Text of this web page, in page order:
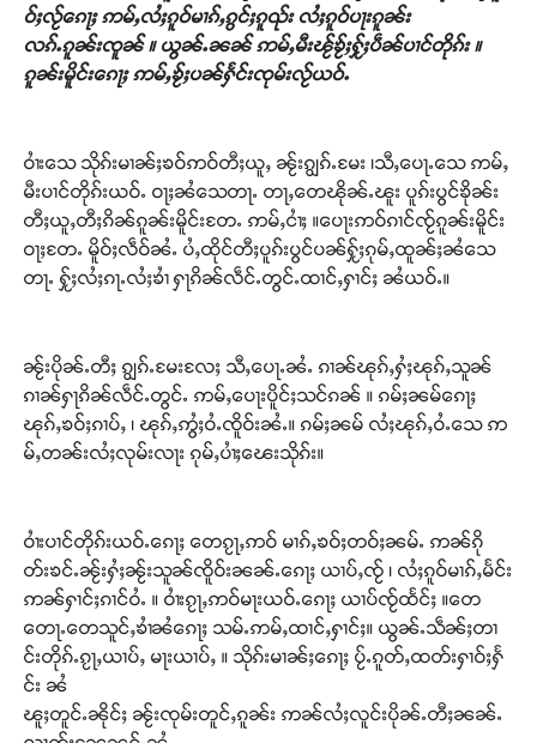
တႃႇႁႂ်ႈသဵင်ၵၢင်ၸႂ်ၵူၼ်းမိူင်း ၵူႈတီႈၵူႈလႅၼ်ပေႃးတေၸွ
တ်ႇ တူဝ်ႈလုမ်ႈၾႃႉၼၼ်ႉ ၶဝ်ႈႁူမ်ႈၵမ်ႉထႅမ် ၸုမ်းၶၢ
ဝ်ႇၽူႈတွႆႇႁွၵ်ႈ လႆႈယူႇၶႃႈဢေႃႈ။
ဝ်ႈလႂ်ၵေႃႈ ဢမ်ႇလႆႈၵူဝ်မၢၵ်ႇၵွင်ႈၵူၺ်း လႆႈၵူဝ်ပႃးၵူၼ်း
လၵ်ႉၵူၼ်းၸူၼ် ။ ယွၼ်ႉၼၼ် ဢမ်ႇမီးၽႂ်ၶႂ်ႈႁႂ်ႈပဵၼ်ပၢင်တိုၵ်း ။
ၵူၼ်းမိူင်းၵေႃႈ ဢမ်ႇၶႂ်ႈပၼ်ႁႅင်းၸုမ်းလႂ်ယဝ်ႉ
ဝၢႆးသေ သိုၵ်းမၢၼ်ႈၶဝ်ဢဝ်တီႈယူႇ ၼႂ်းၵျွၵ်ႉမႄး ၊သီႇပေႃႉသေ ဢမ်ႇ
မီးပၢင်တိုၵ်းယဝ်ႉ ဝႃႈၼႆသေတႃႉ တႃႇတေၽိုၼ်ႉၽူး ပူၵ်းပွင်ၶိုၼ်း
တီႈယူႇတီႈၵိၼ်ၵူၼ်းမိူင်းတႄႉ ဢမ်ႇငၢႆႈ ။ပေႃးဢဝ်ၵၢင်ၸႂ်ၵူၼ်းမိူင်း
ဝႃႈတႄႉ မိူဝ်ႈလဵဝ်ၼႆႉ ပႆႇထိုင်တီႈပူၵ်းပွင်ပၼ်ႁႂ်ႈၵုမ်ႇထူၼ်ႈၼႆသေ
တႃႉ ႁႂ်ႈလႆႈၵႃႉလႆႈၶၢႆ ႁႃၵိၼ်လဵင်ႉတွင်ႉထၢင်ႇႁၢင်ႈ ၼႆယဝ်ႉ။
ၼႂ်းပိုၼ်ႉတီႈ ၵျွၵ်ႉမႄးလႄႈ သီႇပေႃႉၼႆႉ ၵၢၼ်ၽုၵ်ႇႁႆႈၽုၵ်ႇသူၼ်
ၵၢၼ်ႁႃၵိၼ်လဵင်ႉတွင်ႉ ဢမ်ႇပေႃးပိူင်ႈသင်ၵၼ် ။ ၵမ်ႈၼမ်ၵေႃႈ
ၽုၵ်ႇၶဝ်ႈၵၢပ်ႇ ၊ ၽုၵ်ႇဢွႆႈဝႆႉၸိူဝ်းၼႆႉ။ ၵမ်ႈၼမ် လႆႈၽုၵ်ႇဝႆႉသေ ဢ
မ်ႇတၼ်းလႆႈလုမ်းလႃး ၵုမ်ႇပၢႆႈၽေးသိုၵ်း။
ဝၢႆးပၢင်တိုၵ်းယဝ်ႉၵေႃႈ တေၵႂႃႇဢဝ် မၢၵ်ႇၶဝ်ႈတဝ်ႈၼမ်ႉ ဢၼ်ၵို
တ်းၶင်ႉၼႂ်းႁႆႈၼႂ်းသူၼ်ၸိူဝ်းၼၼ်ႉၵေႃႈ ယၢပ်ႇၸႂ် ၊ လႆႈၵူဝ်မၢၵ်ႇမႅင်း
ဢၼ်ႁၢင်ႈၵၢင်ဝႆႉ ။ ဝၢႆးၵႂႃႇဢဝ်မႃးယဝ်ႉၵေႃႈ ယၢပ်ၸႂ်ထႅင်ႈ ။တေ
တေႃႉတေသူင်ႇၶၢႆၼႆၵေႃႈ သမ်ႉဢမ်ႇထၢင်ႇႁၢင်ႈ။ ယွၼ်ႉသဵၼ်ႈတၢ
င်းတိုၵ်ႉၵႂႃႇယၢပ်ႇ မႃးယၢပ်ႇ ။ သိုၵ်းမၢၼ်ႈၵေႃႈ ပႂ်ႉၵူတ်ႇထတ်းႁၢဝ်ႈႁႅ
င်း ၼႆ
ၽူႈတူင်ႉၼိုင်ႈ ၼႂ်းၸုမ်းတူင်ႇၵူၼ်း ဢၼ်လႆႈလူင်းပိုၼ်ႉတီႈၼၼ်ႉ